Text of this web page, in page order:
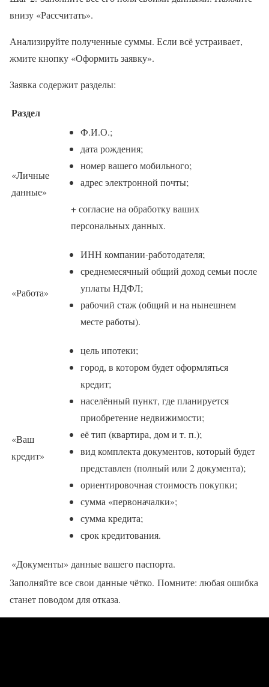
внизу «Рассчитать».
Анализируйте полученные суммы. Если всё устраивает,
жмите кнопку «Оформить заявку».
Заявка содержит разделы:
Раздел
«Личные
данные»
Ф.И.О.;
дата рождения;
номер вашего мобильного;
адрес электронной почты;
+ согласие на обработку ваших
персональных данных.
«Работа»
ИНН компании-работодателя;
среднемесячный общий доход семьи после
уплаты НДФЛ;
рабочий стаж (общий и на нынешнем
месте работы).
«Ваш
кредит»
цель ипотеки;
город, в котором будет оформляться
кредит;
населённый пункт, где планируется
приобретение недвижимости;
её тип (квартира, дом и т. п.);
вид комплекта документов, который будет
представлен (полный или 2 документа);
ориентировочная стоимость покупки;
сумма «первоначалки»;
сумма кредита;
срок кредитования.
«Документы» данные вашего паспорта.
Заполняйте все свои данные чётко. Помните: любая ошибка
станет поводом для отказа.